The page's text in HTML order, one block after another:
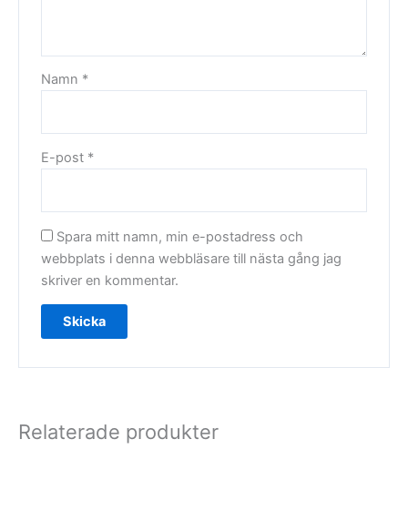
Namn *
E-post *
Spara mitt namn, min e-postadress och
webbplats i denna webbläsare till nästa gång jag
skriver en kommentar.
Relaterade produkter